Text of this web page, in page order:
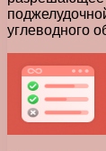
углеводного